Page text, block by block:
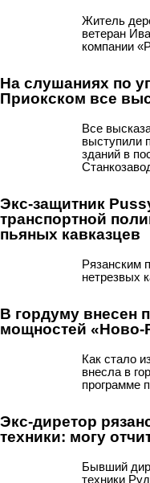
Житель
ветеран
компании
На слушаниях по
Приокском все
Все
выступили
зданий в
Экс-защитник
транспортной
пьяных кавказцев
Рязанским
нетрезвых
В гордуму внесен
мощностей «Ново-
Как стало
внесла в
программе
Экс-диретор
техники: могу
Бывший
техники